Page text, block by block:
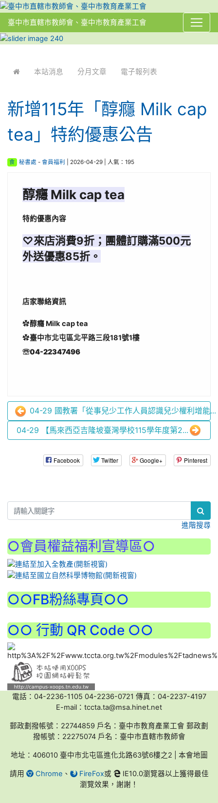
臺中市直轄市教師會、臺中市教育產業工會
本站消息 分月文章 電子報列表
新增115年「醇癮 Milk cap
tea」特約優惠公告
食 秘書處 - 會員福利 | 2026-04-29 | 人氣：195
醇癮 Milk cap tea
特約優惠內容
♡來店消費9折；團體訂購滿500元
外送優惠85折。
店家聯絡資訊
✿醇癮 Milk cap tea
✿臺中市北屯區北平路三段181號1樓
☏04-22347496
04-29 國教署「從事兒少工作人員認識兒少權利增能...
04-29 【馬來西亞吉隆坡臺灣學校115學年度第2...
Facebook Twitter Google+ Pinterest
進階搜尋
○會員權益福利宣導區○
○○FB粉絲專頁○○
○○ 行動 QR Code ○○
電話：04-2236-1105 04-2236-0721 傳真：04-2237-4197
E-mail：tccta.ta@msa.hinet.net
郵政劃撥帳號：22744859 戶名：臺中市教育產業工會 郵政劃
撥帳號：22275074 戶名：臺中市直轄市教師會
地址：406010 臺中市北屯區進化北路63號6樓之2 | 本會地圖
請用 Chrome 、 FireFox或
IE10.0瀏覽器以上獲得最佳
瀏覽效果，謝謝！